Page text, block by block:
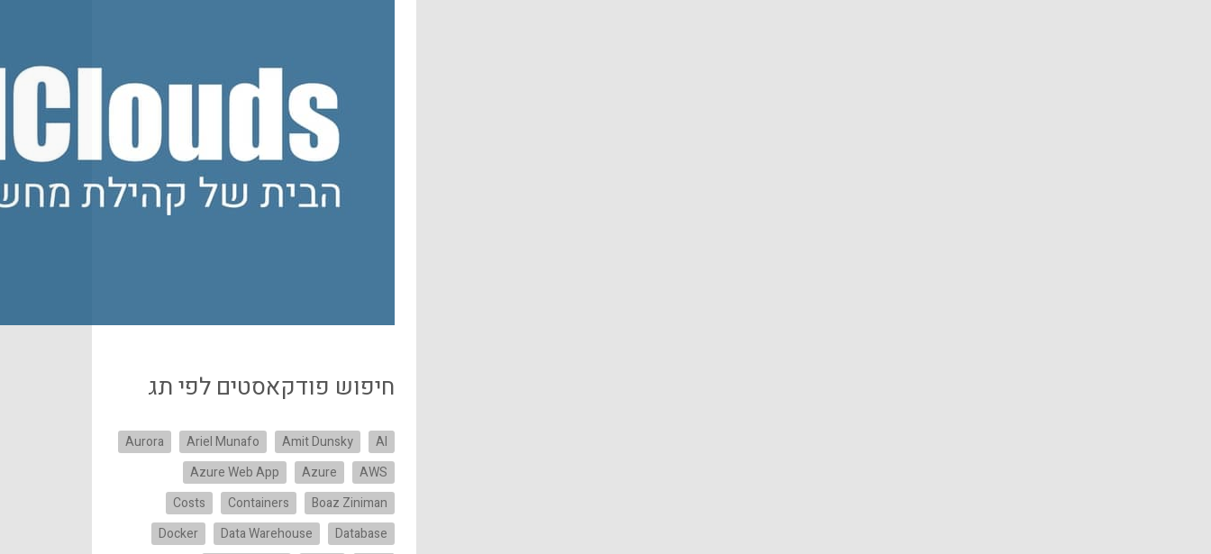
חיפוש פודקאסטים לפי תג
AI
Amit Dunsky
Ariel Munafo
Aurora
AWS
Azure
Azure Web App
Boaz Ziniman
Containers
Costs
Database
Data Warehouse
Docker